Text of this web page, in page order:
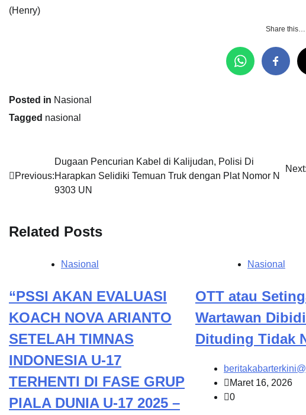
(Henry)
Share this…
Posted in Nasional
Tagged nasional
Navigasi
Previous:
Dugaan Pencurian Kabel di Kalijudan, Polisi Di
Harapkan Selidiki Temuan Truk dengan Plat Nomor N
9303 UN
Next:
Related Posts
Nasional
“PSSI AKAN EVALUASI
KOACH NOVA ARIANTO
SETELAH TIMNAS
INDONESIA U-17
TERHENTI DI FASE GRUP
PIALA DUNIA U-17 2025 –
Nasional
OTT atau
Wartawan
Dituding Tidak
Maret 16, 2026
0